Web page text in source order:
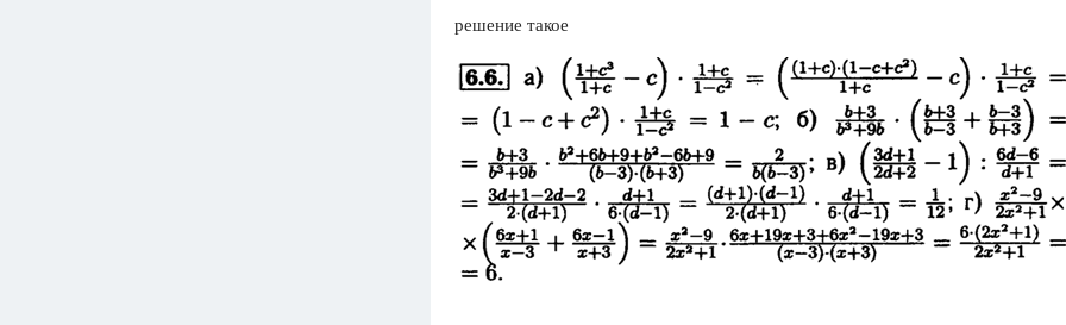
решение такое